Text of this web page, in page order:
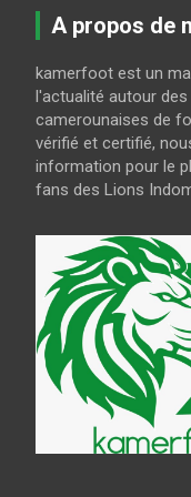
A propos de
kamerfoot est un
l'actualité autour
camerounaises de
vérifié et certifié,
information pour le
fans des Lions
LES LIONS
CAN U23
Guy
août 6, 2026